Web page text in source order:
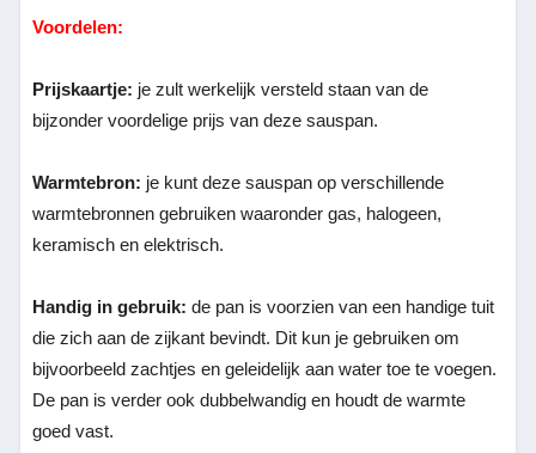
Voordelen:
Prijskaartje: je zult werkelijk versteld staan van de
bijzonder voordelige prijs van deze sauspan.
Warmtebron: je kunt deze sauspan op verschillende
warmtebronnen gebruiken waaronder gas, halogeen,
keramisch en elektrisch.
Handig in gebruik:de pan is voorzien van een handige tuit
die zich aan de zijkant bevindt. Dit kun je gebruiken om
bijvoorbeeld zachtjes en geleidelijk aan water toe te voegen.
De pan is verder ook dubbelwandig en houdt de warmte
goed vast.